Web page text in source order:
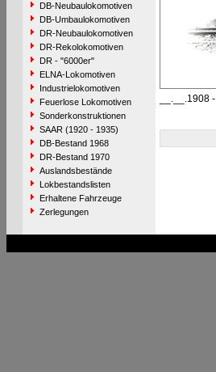
DB-Neubaulokomotiven
DB-Umbaulokomotiven
DR-Neubaulokomotiven
DR-Rekolokomotiven
DR - "6000er"
ELNA-Lokomotiven
Industrielokomotiven
Feuerlose Lokomotiven
Sonderkonstruktionen
SAAR (1920 - 1935)
DB-Bestand 1968
DR-Bestand 1970
Auslandsbestände
Lokbestandslisten
Erhaltene Fahrzeuge
Zerlegungen
__.__.1908 -